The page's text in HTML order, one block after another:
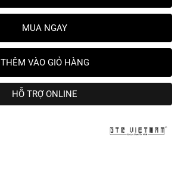
MUA NGAY
THÊM VÀO GIỎ HÀNG
HỖ TRỢ ONLINE